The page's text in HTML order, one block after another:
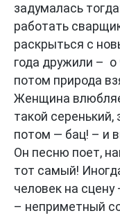
задумалась
работать
раскрыться с
года дружили – о
потом природа
Женщина
такой
потом — бац! – и
Он песню поет,
тот самый!
человек на
– неприметный